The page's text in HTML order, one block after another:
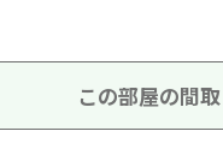
この部屋の間